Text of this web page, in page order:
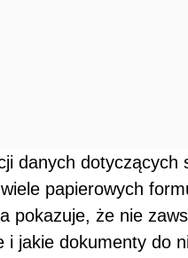
danych dotyczących
papierowych
pokazuje, że nie
i jakie dokumenty do